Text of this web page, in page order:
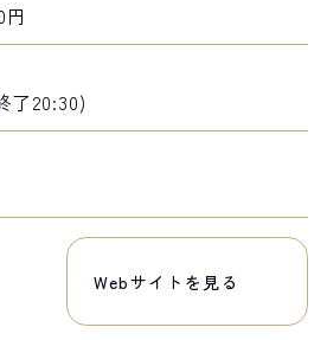
了20:30)
Webサイトを見る